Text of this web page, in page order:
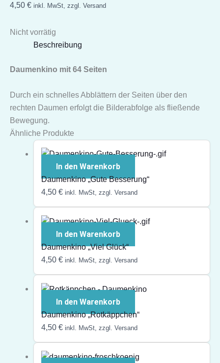
4,50 € inkl. MwSt, zzgl. Versand
Nicht vorrätig
Beschreibung
Daumenkino mit 64 Seiten
Durch ein schnelles Abblättern der Seiten über den
rechten Daumen erfolgt die Bilderabfolge als fließende
Bewegung.
Ähnliche Produkte
In den Warenkorb
Daumenkino „Gute Besserung“
4,50 € inkl. MwSt, zzgl. Versand
In den Warenkorb
Daumenkino „Viel Glück“
4,50 € inkl. MwSt, zzgl. Versand
In den Warenkorb
Daumenkino „Rotkäppchen“
4,50 € inkl. MwSt, zzgl. Versand